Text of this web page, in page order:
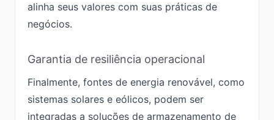
alinha seus valores com suas práticas de
negócios.
Garantia de resiliência operacional
Finalmente, fontes de energia renovável, como
sistemas solares e eólicos, podem ser
integradas a soluções de armazenamento de